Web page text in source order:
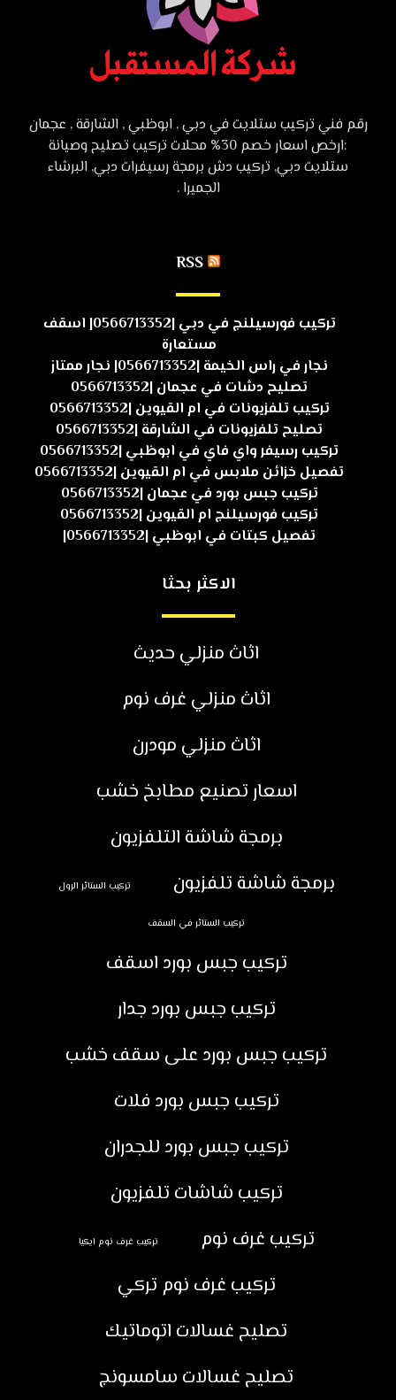
رقم فني تركيب ستلايت في دبي , ابوظبي , الشارقة , عجمان
:ارخص اسعار خصم 30% محلات تركيب تصليح وصيانة
ستلايت دبي, تركيب دش برمجة رسيفرات دبي, البرشاء
الجميرا .
RSS
تركيب فورسيلنج في دبي |0566713352| اسقف
مستعارة
نجار في راس الخيمة |0566713352| نجار ممتاز
تصليح دشات في عجمان |0566713352
تركيب تلفزيونات في ام القيوين |0566713352
تصليح تلفزيونات في الشارقة |0566713352
تركيب رسيفر واي فاي في ابوظبي |0566713352
تفصيل خزائن ملابس في ام القيوين |0566713352
تركيب جبس بورد في عجمان |0566713352
تركيب فورسيلنج ام القيوين |0566713352
تفصيل كبتات في ابوظبي |0566713352|
الاكثر بحثا
اثاث منزلي حديث
اثاث منزلي غرف نوم
اثاث منزلي مودرن
اسعار تصنيع مطابخ خشب
برمجة شاشة التلفزيون
برمجة شاشة تلفزيون
تركيب الستائر الرول
تركيب الستائر في السقف
تركيب جبس بورد اسقف
تركيب جبس بورد جدار
تركيب جبس بورد على سقف خشب
تركيب جبس بورد فلات
تركيب جبس بورد للجدران
تركيب شاشات تلفزيون
تركيب غرف نوم
تركيب غرف نوم ايكيا
تركيب غرف نوم تركي
تصليح غسالات اتوماتيك
تصليح غسالات سامسونج